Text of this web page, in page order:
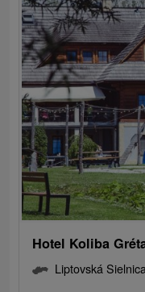
Hotel Koliba
Liptovská Sielnica